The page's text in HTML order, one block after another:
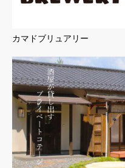
カマドブリュアリー